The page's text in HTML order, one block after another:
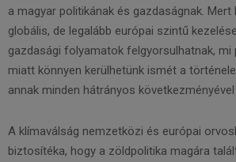
a magyar politikának és gazdaságnak. Mert
globális, de legalább európai szintű
gazdasági folyamatok felgyorsulhatnak, mi
miatt könnyen kerülhetünk ismét a
annak minden hátrányos
A klímaválság nemzetközi és európai
biztosítéka, hogy a zöldpolitika magára